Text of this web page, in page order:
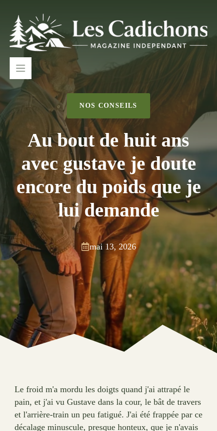
contenu
NOS CONSEILS
Au bout de huit ans
avec gustave je doute
encore du poids que je
lui demande
mai 13, 2026
Le froid m'a mordu les doigts quand j'ai attrapé le
pain, et j'ai vu Gustave dans la cour, le bât de travers
et l'arrière-train un peu fatigué. J'ai été frappée par ce
décalage minuscule, presque honteux, que je n'avais